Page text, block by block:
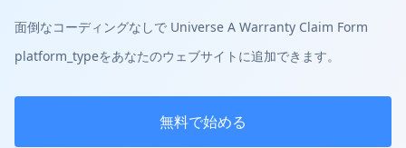
面倒なコーディングなしで Universe A Warranty Claim Form
platform_typeをあなたのウェブサイトに追加できます。
無料で始める